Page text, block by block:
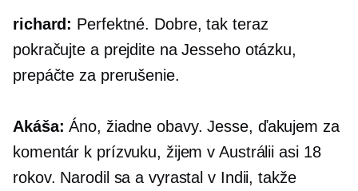
richard: Perfektné. Dobre, tak teraz
pokračujte a prejdite na Jesseho otázku,
prepáčte za prerušenie.
Akáša: Áno, žiadne obavy. Jesse, ďakujem za
komentár k prízvuku, žijem v Austrálii asi 18
rokov. Narodil sa a vyrastal v Indii, takže